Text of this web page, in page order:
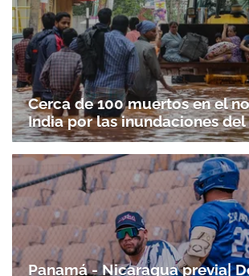
Cerca de 100 muertos en el
India por las inundaciones
Panamá - Nicaragua previa|